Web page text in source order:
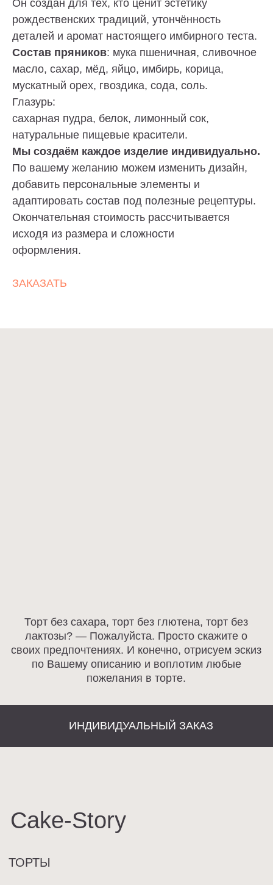
Он создан для тех, кто ценит эстетику
рождественских традиций, утончённость
деталей и аромат настоящего имбирного теста.
Состав пряников: мука пшеничная, сливочное
масло, сахар, мёд, яйцо, имбирь, корица,
мускатный орех, гвоздика, сода, соль.
Глазурь:
сахарная пудра, белок, лимонный сок,
натуральные пищевые красители.
Мы создаём каждое изделие индивидуально.
По вашему желанию можем изменить дизайн,
добавить персональные элементы и
адаптировать состав под полезные рецептуры.
Окончательная стоимость рассчитывается
исходя из размера и сложности
оформления.
ЗАКАЗАТЬ
Торт без сахара, торт без глютена, торт без
лактозы? — Пожалуйста. Просто скажите о
своих предпочтениях. И конечно, отрисуем эскиз
по Вашему описанию и воплотим любые
пожелания в торте.
ИНДИВИДУАЛЬНЫЙ ЗАКАЗ
Cake-Story